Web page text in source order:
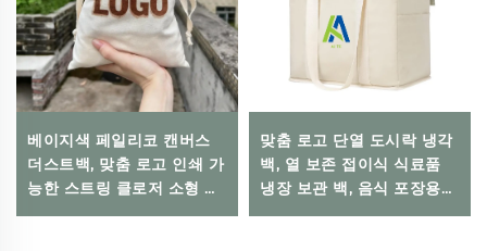
베이지색 페일리코 캔버스
더스트백, 맞춤 로고 인쇄 가
능한 스트링 클로저 소형 선
맞춤 로고 단열 도시락 냉각
백, 열 보존 접이식 식료품
냉장 보관 백, 음식 포장용
친환경 재사용 가능